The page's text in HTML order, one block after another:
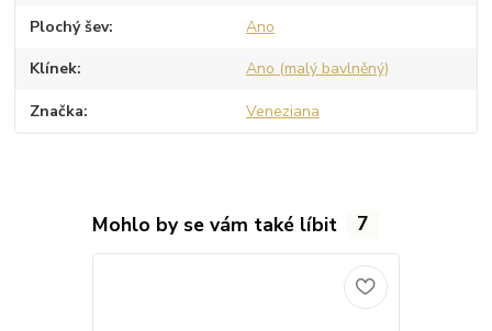
Plochý šev Ano
Klínek Ano (malý bavlněný)
Značka Veneziana
Mohlo by se vám také líbit 7